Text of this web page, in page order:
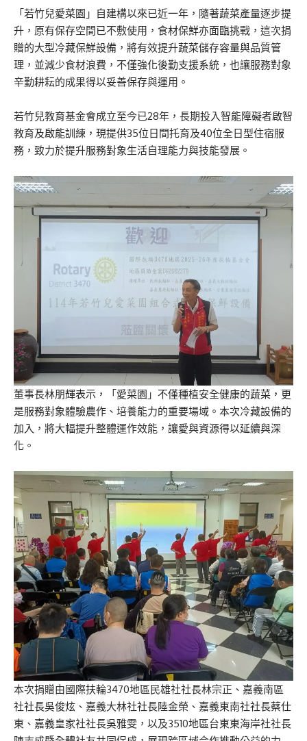
「若竹兒愛菜園」自建構以來已近一年，隨著蔬菜產量逐步提
升，原有保存空間已不敷使用，食材保鮮亦面臨挑戰，這次捐
贈的大型冷藏保鮮設備，將有效提升蔬菜儲存容量與品質管
理，並減少食材浪費，不僅強化後勤支援系統，也讓服務對象
辛勤耕耘的成果得以妥善保存與運用。
若竹兒教育基金會成立至今已28年，長期投入智能障礙者啟智
教育及啟能訓練，現提供35位日間托育及40位全日型住宿服
務，致力於提升服務對象生活自理能力與技能發展。
董事長林朋輝表示，「愛菜園」不僅種植安全健康的蔬菜，更
是服務對象體驗農作、培養能力的重要場域。本次冷藏設備的
加入，將大幅提升整體運作效能，讓愛與資源得以延續與深
化。
本次捐贈由國際扶輪3470地區民雄社社長林宗正、嘉義南區
社社長吳俊炫、嘉義大林社社長陸金榮、嘉義東南社社長蔡仕
東、嘉義皇家社社長吳雅雯，以及3510地區台東東海岸社社長